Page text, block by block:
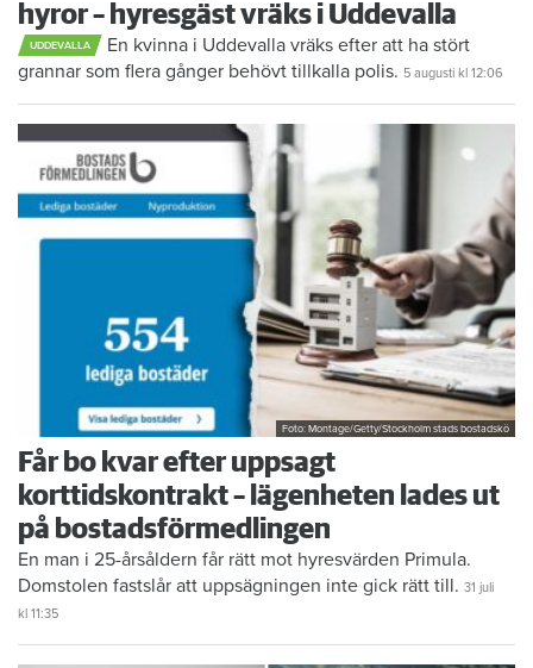
hyror – hyresgäst vräks i Uddevalla
UDDEVALLA
En kvinna i Uddevalla vräks efter att ha stört
grannar som flera gånger behövt tillkalla polis. 5 augusti kl 12:06
Foto: Montage/Getty/Stockholm stads bostadskö
Får bo kvar efter uppsagt
korttidskontrakt – lägenheten lades ut
på bostadsförmedlingen
En man i 25-årsåldern får rätt mot hyresvärden Primula.
Domstolen fastslår att uppsägningen inte gick rätt till. 31 juli
kl 11:35